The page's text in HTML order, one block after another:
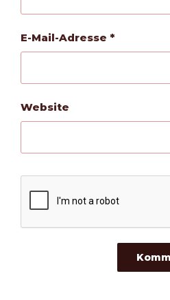
E-Mail-Adresse *
Website